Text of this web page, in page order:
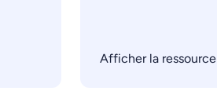
Afficher la ressource